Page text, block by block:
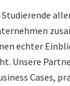
echter
Unsere
Cases,